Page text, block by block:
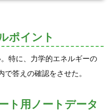
ポイント
特に、力学的エネルギーの
答えの確認をさせた。
ト用ノートデータ